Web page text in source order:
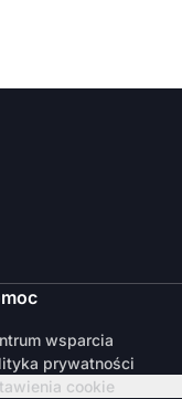
wsparcia
prywatności
cookie